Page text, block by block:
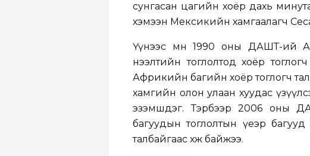
сунгасан цагийн хоёр дахь
хэмээн Мексикийн хамгаалагч
Үүнээс өмнө 1990 оны ДАШТ-ий
нээлтийн тоглолтод хоёр
Африкийн багийн хоёр тоглогч
хамгийн олон улаан хуудас
эзэмшдэг. Тэрбээр 2006 оны
багуудын тоглолтын үеэр багууд
талбайгаас хөөж байжээ.